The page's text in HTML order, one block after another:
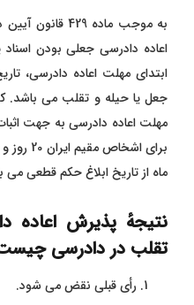
به موجب ماده
اعاده دادرسی جعلی بودن
ابتدای مهلت اعاده دادرسی،
مهلت اعاده دادرسی به جهت
ماه از تاریخ ابلاغ حکم قطعی می
نتیجهٔ پذیرش اعاده
تقلب در دادرسی
رأی قبلی نقض می ‌شود.